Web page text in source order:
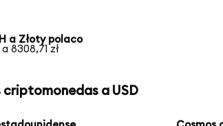
a Złoty polaco
8308,71 zł
a USD